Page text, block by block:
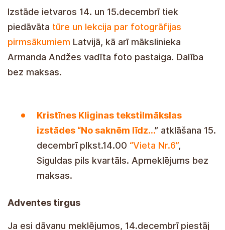
Izstāde ietvaros 14. un 15.decembrī tiek
piedāvāta tūre un lekcija par fotogrāfijas
pirmsākumiem Latvijā, kā arī mākslinieka
Armanda Andžes vadīta foto pastaiga. Dalība
bez maksas.
Kristīnes Kliginas tekstilmākslas
izstādes “No saknēm līdz…” atklāšana 15.
decembrī plkst.14.00 “Vieta Nr.6”,
Siguldas pils kvartāls. Apmeklējums bez
maksas.
Adventes tirgus
Ja esi dāvanu meklējumos, 14.decembrī piestāj